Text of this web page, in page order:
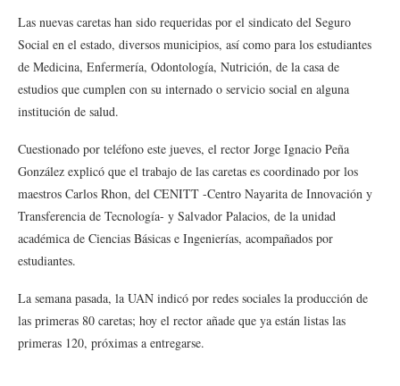
Las nuevas caretas han sido requeridas por el sindicato del Seguro
Social en el estado, diversos municipios, así como para los estudiantes
de Medicina, Enfermería, Odontología, Nutrición, de la casa de
estudios que cumplen con su internado o servicio social en alguna
institución de salud.
Cuestionado por teléfono este jueves, el rector Jorge Ignacio Peña
González explicó que el trabajo de las caretas es coordinado por los
maestros Carlos Rhon, del CENITT -Centro Nayarita de Innovación y
Transferencia de Tecnología- y Salvador Palacios, de la unidad
académica de Ciencias Básicas e Ingenierías, acompañados por
estudiantes.
La semana pasada, la UAN indicó por redes sociales la producción de
las primeras 80 caretas; hoy el rector añade que ya están listas las
primeras 120, próximas a entregarse.